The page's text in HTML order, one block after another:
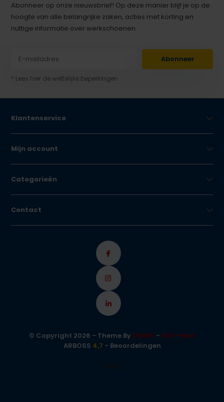
Abonneer op onze nieuwsbrief! Op deze manier blijf je op de
hoogte van alle belangrijke zaken, acties met korting en
nuttige informatie over werkschoenen.
Abonneer
* Lees hier de wettelijke beperkingen
Klantenservice
Mijn account
Categorieën
Contact
© Copyright 2026 - Theme By DMWS - RSS-feed
ARBOSS 4,7 - Beoordelingen